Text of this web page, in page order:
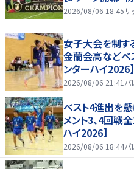
2026/08/06 18:45サ
女子大会を制
金蘭会高などベ
ンターハイ2026】
2026/08/06 21:41 バ
ベスト4進出を
メント3、4回戦
ハイ2026】
2026/08/06 18:44バ